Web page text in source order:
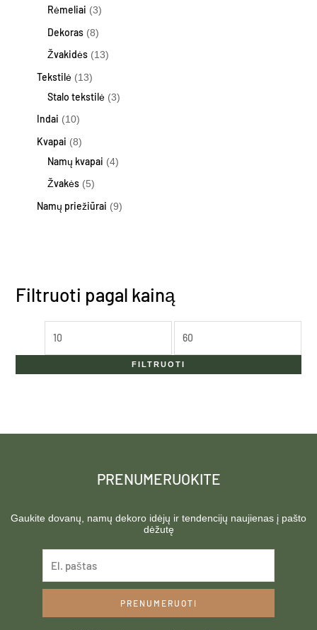
Rėmeliai 3
Dekoras 8
Žvakidės 13
Tekstilė 13
Stalo tekstilė 3
Indai 10
Kvapai 8
Namų kvapai 4
Žvakės 5
Namų priežiūrai 9
Filtruoti pagal kainą
FILTRUOTI
PRENUMERUOKITE
Gaukite dovanų, namų dekoro idėjų ir tendencijų naujienas į pašto
dėžutę
PRENUMERUOTI